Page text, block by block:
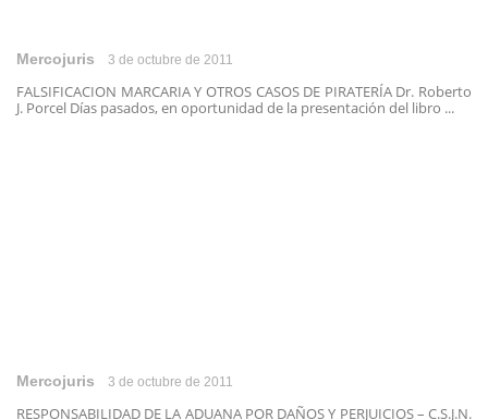
Mercojuris 3 de octubre de 2011
FALSIFICACION MARCARIA Y OTROS CASOS DE PIRATERÍA Dr. Roberto
J. Porcel Días pasados, en oportunidad de la presentación del libro ...
Mercojuris 3 de octubre de 2011
RESPONSABILIDAD DE LA ADUANA POR DAÑOS Y PERJUICIOS – C.S.J.N.